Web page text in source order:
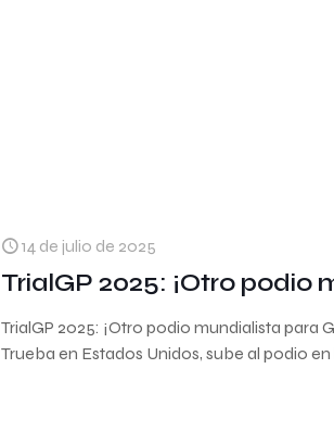
14 de julio de 2025
TrialGP 2025: ¡Otro podio
TrialGP 2025: ¡Otro podio mundialista
Trueba en Estados Unidos, sube al podio